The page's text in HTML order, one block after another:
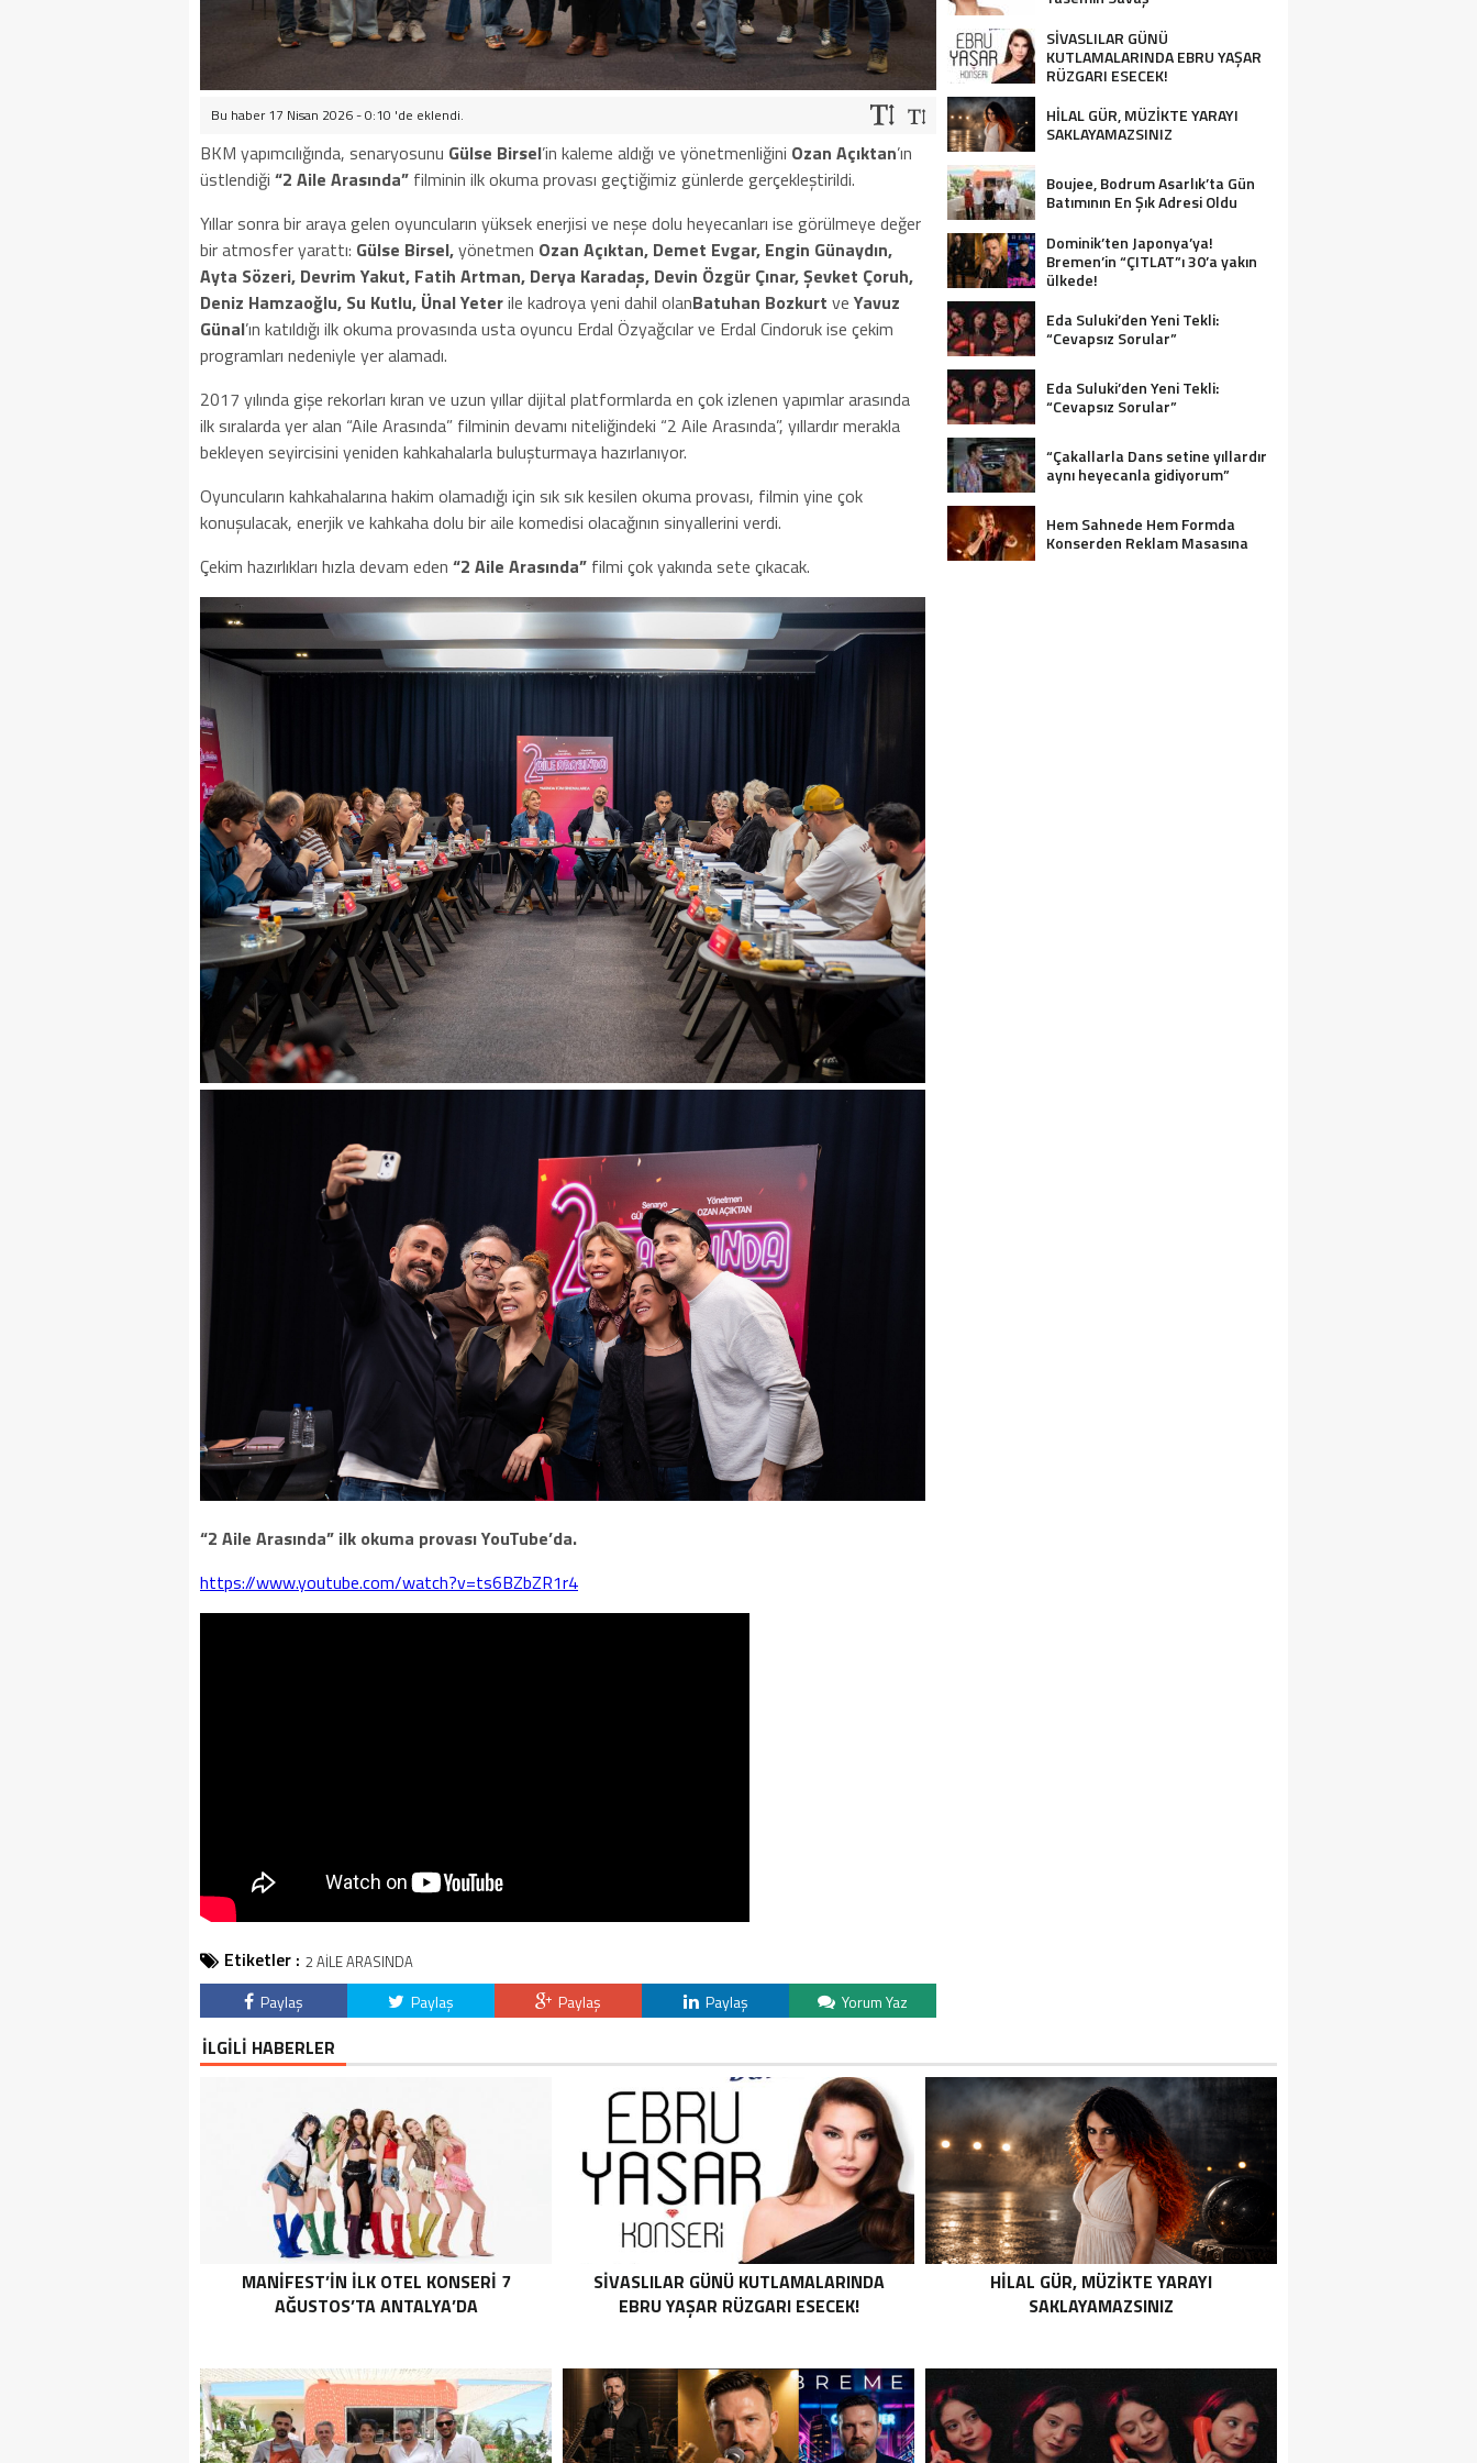
Bu haber 17 Nisan 2026 - 0:10 'de eklendi.
BKM yapımcılığında, senaryosunu Gülse Birsel’in kaleme aldığı ve yönetmenliğini Ozan Açıktan’ın
üstlendiği “2 Aile Arasında” filminin ilk okuma provası geçtiğimiz günlerde gerçekleştirildi.
Yıllar sonra bir araya gelen oyuncuların yüksek enerjisi ve neşe dolu heyecanları ise görülmeye değer
bir atmosfer yarattı: Gülse Birsel,yönetmen Ozan Açıktan, Demet Evgar, Engin Günaydın,
Ayta Sözeri, Devrim Yakut, Fatih Artman, Derya Karadaş, Devin Özgür Çınar, Şevket Çoruh,
Deniz Hamzaoğlu, Su Kutlu, Ünal Yeterile kadroya yeni dahil olanBatuhan Bozkurt ve Yavuz
Günal’ın katıldığı ilk okuma provasında usta oyuncu Erdal Özyağcılar ve Erdal Cindoruk ise çekim
programları nedeniyle yer alamadı.
2017 yılında gişe rekorları kıran ve uzun yıllar dijital platformlarda en çok izlenen yapımlar arasında
ilk sıralarda yer alan “Aile Arasında” filminin devamı niteliğindeki “2 Aile Arasında”, yıllardır merakla
bekleyen seyircisini yeniden kahkahalarla buluşturmaya hazırlanıyor.
Oyuncuların kahkahalarına hakim olamadığı için sık sık kesilen okuma provası, filmin yine çok
konuşulacak, enerjik ve kahkaha dolu bir aile komedisi olacağının sinyallerini verdi.
Çekim hazırlıkları hızla devam eden “2 Aile Arasında” filmi çok yakında sete çıkacak.
“2 Aile Arasında” ilk okuma provası YouTube’da.
https://www.youtube.com/watch?v=ts6BZbZR1r4
Etiketler : 2 AİLE ARASINDA
Paylaş Paylaş Paylaş Paylaş Yorum Yaz
SİVASLILAR GÜNÜ
KUTLAMALARINDA EBRU YAŞAR
RÜZGARI ESECEK!
HİLAL GÜR, MÜZİKTE YARAYI
SAKLAYAMAZSINIZ
Boujee, Bodrum Asarlık’ta Gün
Batımının En Şık Adresi Oldu
Dominik’ten Japonya’ya!
Bremen’in “ÇITLAT”ı 30’a yakın
ülkede!
Eda Suluki’den Yeni Tekli:
“Cevapsız Sorular”
Eda Suluki’den Yeni Tekli:
“Cevapsız Sorular”
“Çakallarla Dans setine yıllardır
aynı heyecanla gidiyorum”
Hem Sahnede Hem Formda
Konserden Reklam Masasına
İLGİLİ HABERLER
MANİFEST’İN İLK OTEL KONSERİ 7
AĞUSTOS’TA ANTALYA’DA
SİVASLILAR GÜNÜ KUTLAMALARINDA
EBRU YAŞAR RÜZGARI ESECEK!
HİLAL GÜR, MÜZİKTE YARAYI
SAKLAYAMAZSINIZ